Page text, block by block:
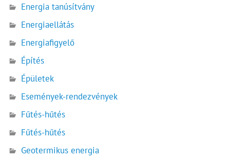
Energia tanúsítvány
Energiaellátás
Energiafigyelő
Építés
Épületek
Események-rendezvények
Fűtés-hűtés
Fűtés-hűtés
Geotermikus energia